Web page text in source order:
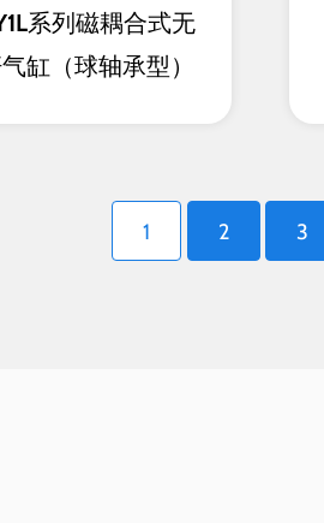
系列磁耦合式无
缸（球轴承型）
1 2 3